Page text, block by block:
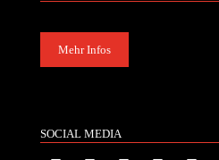
Mehr Infos
SOCIAL MEDIA